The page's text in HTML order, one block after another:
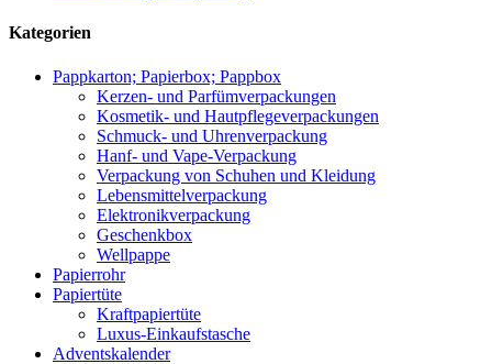
Kategorien
Pappkarton; Papierbox; Pappbox
Kerzen- und Parfümverpackungen
Kosmetik- und Hautpflegeverpackungen
Schmuck- und Uhrenverpackung
Hanf- und Vape-Verpackung
Verpackung von Schuhen und Kleidung
Lebensmittelverpackung
Elektronikverpackung
Geschenkbox
Wellpappe
Papierrohr
Papiertüte
Kraftpapiertüte
Luxus-Einkaufstasche
Adventskalender